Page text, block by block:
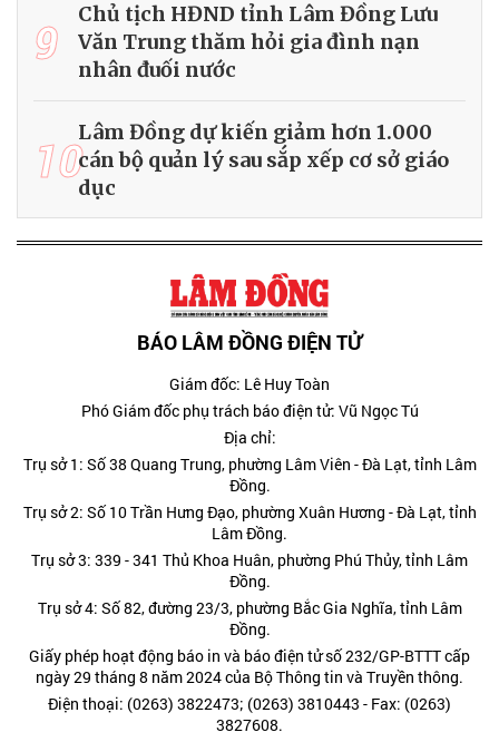
9
Chủ tịch HĐND tỉnh Lâm Đồng Lưu
Văn Trung thăm hỏi gia đình nạn
nhân đuối nước
10Lâm Đồng dự kiến giảm hơn 1.000
cán bộ quản lý sau sắp xếp cơ sở giáo
dục
BÁO LÂM ĐỒNG ĐIỆN TỬ
Giám đốc: Lê Huy Toàn
Phó Giám đốc phụ trách báo điện tử: Vũ Ngọc Tú
Địa chỉ:
Trụ sở 1: Số 38 Quang Trung, phường Lâm Viên - Đà Lạt, tỉnh Lâm
Đồng.
Trụ sở 2: Số 10 Trần Hưng Đạo, phường Xuân Hương - Đà Lạt, tỉnh
Lâm Đồng.
Trụ sở 3: 339 - 341 Thủ Khoa Huân, phường Phú Thủy, tỉnh Lâm
Đồng.
Trụ sở 4: Số 82, đường 23/3, phường Bắc Gia Nghĩa, tỉnh Lâm
Đồng.
Giấy phép hoạt động báo in và báo điện tử số 232/GP-BTTT cấp
ngày 29 tháng 8 năm 2024 của Bộ Thông tin và Truyền thông.
Điện thoại: (0263) 3822473; (0263) 3810443 - Fax: (0263)
3827608.